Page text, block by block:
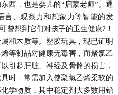
西，也是婴儿的“启蒙老师”。通
言、观察力和想象力等智能的发
曾想到它们对孩子的卫生健康?！
和木质等。塑胶玩具，现已证明
等制品对健康无毒害，而聚氯乙
引起肝脏、神经及骨骼的损害．
时，常需加入使聚氯乙烯柔软的
学物质，其中稳定剂大多数用铅